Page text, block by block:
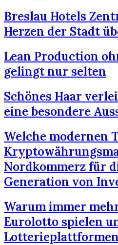
Breslau Hotels
Herzen der Stadt
Lean Production
gelingt nur selten
Schönes Haar
eine besondere
Welche modernen
Nordkommerz für
Generation von
Warum immer
Eurolotto spielen